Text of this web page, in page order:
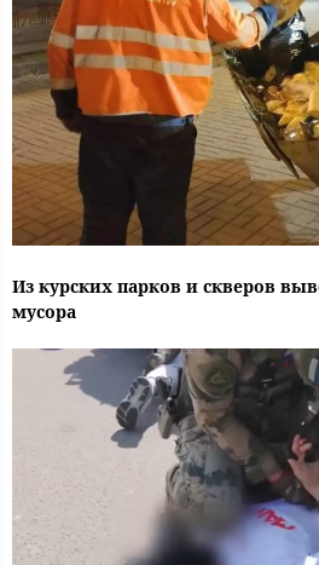
Из курских парков и скверов
мусора